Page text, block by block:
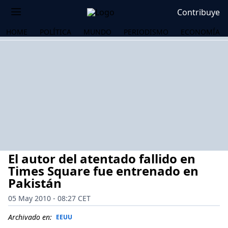
Contribuye
HOME POLÍTICA MUNDO PERIODISMO ECONOMÍA
El autor del atentado fallido en
Times Square fue entrenado en
Pakistán
05 May 2010 - 08:27 CET
Archivado en: EEUU